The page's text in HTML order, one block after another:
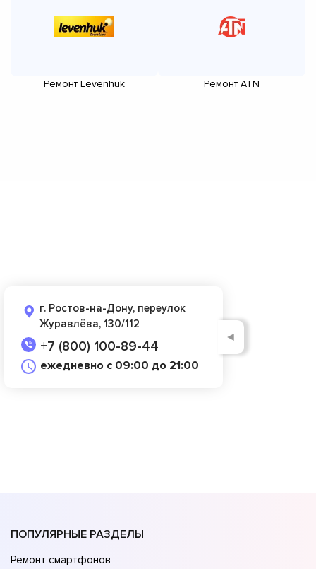
Ремонт Levenhuk Ремонт ATN
г. Ростов-на-Дону, переулок
Журавлёва, 130/112
+7 (800) 100-89-44
ежедневно с 09:00 до 21:00
◄
ПОПУЛЯРНЫЕ РАЗДЕЛЫ
Ремонт смартфонов